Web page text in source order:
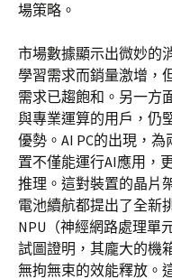
場策略。
市場數據顯示出微妙的
學習需求而銷量激增，
需求已趨飽和。另一方
與專業運算的用戶，仍
優勢。AI PC的出現，
置不僅能運行AI應用，
推理。這對裝置的晶片
電池續航都提出了全新
NPU（神經網路處理單
試圖證明，其龐大的機
無拘無束的效能釋放。